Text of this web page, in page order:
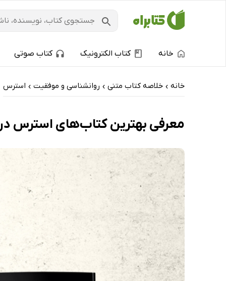
خانه کتاب الکترونیک کتاب صوتی
خانه › خلاصه کتاب متنی › روانشناسی و موفقیت › استرس
معرفی بهترین کتاب‌های استرس